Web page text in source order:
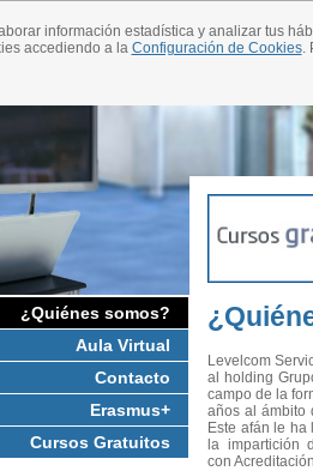
Levelcom
al holding
campo de la
años al ámbito
Este afán le ha
la impartición
con
¿Quiénes somos?
Aula Virtual
Contacto
Erasmus+
Cursos Gratuitos
información estadística y analizar tus
accediendo a la Configuración de Cookies.